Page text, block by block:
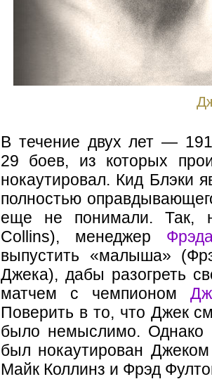
В течение двух лет —
29 боев, из которых
нокаутировал. Кид Блэки
полностью
еще не понимали. Так,
Collins), менеджер
выпустить «малыша»
Джека), дабы разогреть
матчем с чемпионом
Поверить в то, что Джек
было немыслимо. Однако
был нокаутирован
Майк Коллинз и Фрэд